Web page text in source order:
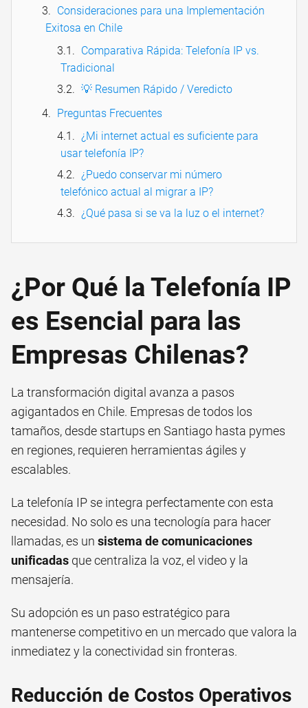
Consideraciones para una Implementación
Exitosa en Chile
Comparativa Rápida: Telefonía IP vs.
Tradicional
💡 Resumen Rápido / Veredicto
Preguntas Frecuentes
¿Mi internet actual es suficiente para
usar telefonía IP?
¿Puedo conservar mi número
telefónico actual al migrar a IP?
¿Qué pasa si se va la luz o el internet?
¿Por Qué la Telefonía IP
es Esencial para las
Empresas Chilenas?
La transformación digital avanza a pasos
agigantados en Chile. Empresas de todos los
tamaños, desde startups en Santiago hasta pymes
en regiones, requieren herramientas ágiles y
escalables.
La telefonía IP se integra perfectamente con esta
necesidad. No solo es una tecnología para hacer
llamadas, es un sistema de comunicaciones
unificadas que centraliza la voz, el video y la
mensajería.
Su adopción es un paso estratégico para
mantenerse competitivo en un mercado que valora la
inmediatez y la conectividad sin fronteras.
Reducción de Costos Operativos